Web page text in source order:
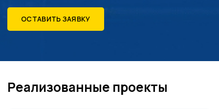
ОСТАВИТЬ ЗАЯВКУ
Реализованные проекты